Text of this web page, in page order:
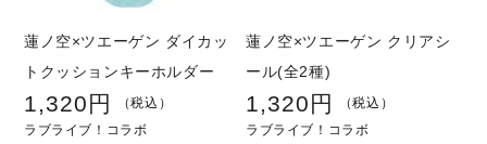
蓮ノ空×ツエーゲン ダイカッ
トクッションキーホルダー
通
常
1,320円
（税込）
ラブライブ！コラボ
蓮ノ空×ツエーゲン クリアシ
ール(全2種)
通
常
1,320円
（税込）
ラブライブ！コラボ